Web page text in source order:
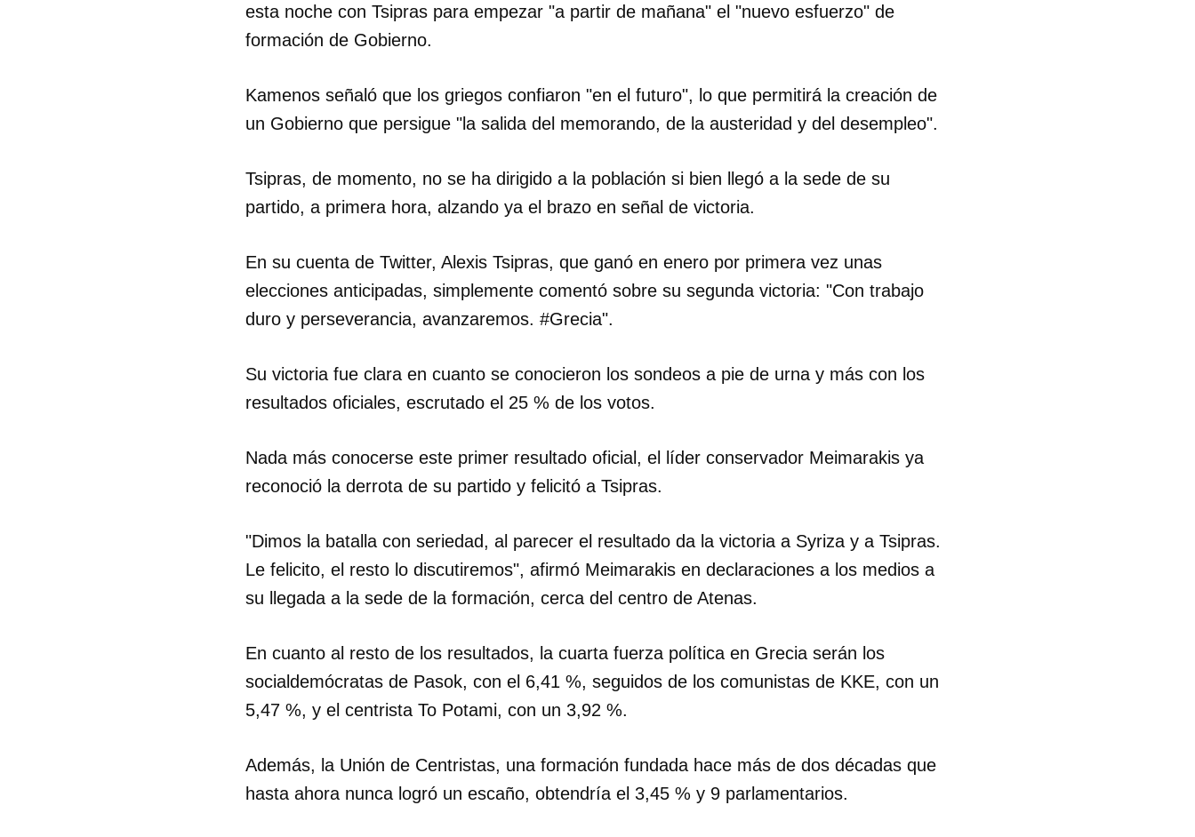
Guardar como favorito
cuenta de 14ymedio.
esta noche con Tsipras para empezar "a partir de mañana" el "nuevo esfuerzo" de
formación de Gobierno.
Kamenos señaló que los griegos confiaron "en el futuro", lo que permitirá la creación de
un Gobierno que persigue "la salida del memorando, de la austeridad y del desempleo".
Tsipras, de momento, no se ha dirigido a la población si bien llegó a la sede de su
partido, a primera hora, alzando ya el brazo en señal de victoria.
En su cuenta de Twitter, Alexis Tsipras, que ganó en enero por primera vez unas
elecciones anticipadas, simplemente comentó sobre su segunda victoria: "Con trabajo
duro y perseverancia, avanzaremos. #Grecia".
Su victoria fue clara en cuanto se conocieron los sondeos a pie de urna y más con los
resultados oficiales, escrutado el 25 % de los votos.
Nada más conocerse este primer resultado oficial, el líder conservador Meimarakis ya
reconoció la derrota de su partido y felicitó a Tsipras.
"Dimos la batalla con seriedad, al parecer el resultado da la victoria a Syriza y a Tsipras.
Le felicito, el resto lo discutiremos", afirmó Meimarakis en declaraciones a los medios a
su llegada a la sede de la formación, cerca del centro de Atenas.
En cuanto al resto de los resultados, la cuarta fuerza política en Grecia serán los
socialdemócratas de Pasok, con el 6,41 %, seguidos de los comunistas de KKE, con un
5,47 %, y el centrista To Potami, con un 3,92 %.
Además, la Unión de Centristas, una formación fundada hace más de dos décadas que
hasta ahora nunca logró un escaño, obtendría el 3,45 % y 9 parlamentarios.